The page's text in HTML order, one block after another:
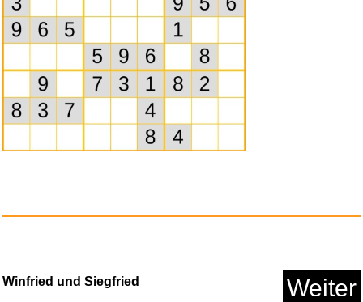
Geschenkt ist noch zu teuer (B...
Winfried und Siegfried Weiter